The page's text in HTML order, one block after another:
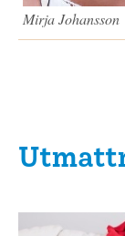
Mirja Johansson